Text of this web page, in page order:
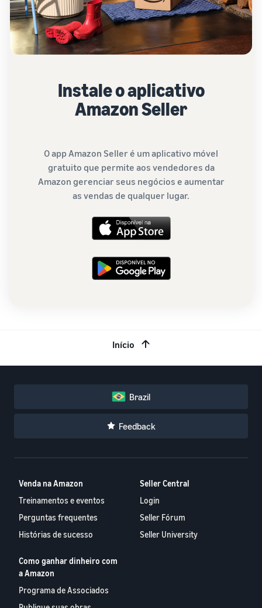
Instale o aplicativo
Amazon Seller
O app Amazon Seller é um aplicativo móvel
gratuito que permite aos vendedores da
Amazon gerenciar seus negócios e aumentar
as vendas de qualquer lugar.
Início
Brazil
Feedback
Venda na Amazon
Treinamentos e eventos
Perguntas frequentes
Histórias de sucesso
Seller Central
Login
Seller Fórum
Seller University
Como ganhar dinheiro com
a Amazon
Programa de Associados